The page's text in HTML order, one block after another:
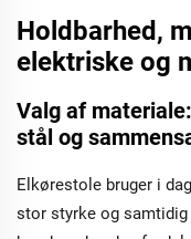
Holdbarhed,
elektriske og
Valg af
stål og
Elkørestole bruger i
stor styrke og samtidig